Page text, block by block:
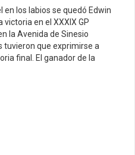
en los labios se quedó Edwin
en el XXXIX GP
la Avenida de Sinesio
tuvieron que exprimirse a
final. El ganador de la